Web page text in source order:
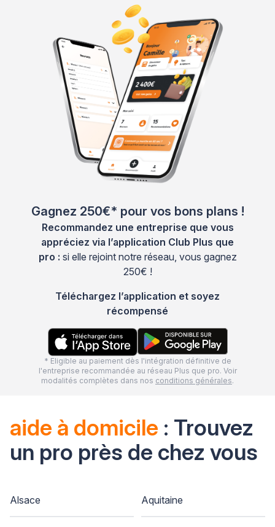
Gagnez 250€* pour vos bons plans !
Recommandez une entreprise que vous
appréciez via l’application Club Plus que
pro : si elle rejoint notre réseau, vous gagnez
250€ !
Téléchargez l’application et soyez
récompensé
* Eligible au paiement dès l'intégration définitive de
l'entreprise recommandée au réseau Plus que pro. Voir
modalités complètes dans nos conditions générales.
aide à domicile : Trouvez
un pro près de chez vous
Alsace Aquitaine